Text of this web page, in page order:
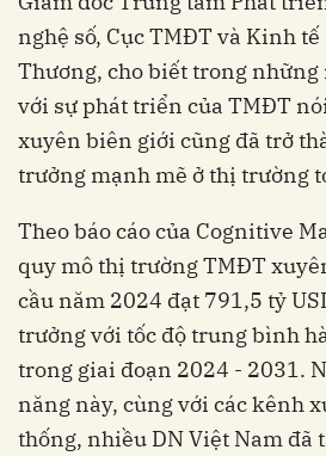
nghệ số, Cục TMĐT và Kinh tế
Thương, cho biết trong những
với sự phát triển của TMĐT
xuyên biên giới cũng đã trở
trưởng mạnh mẽ ở thị trường
Theo báo cáo của Cognitive
quy mô thị trường TMĐT
cầu năm 2024 đạt 791,5 tỷ
trưởng với tốc độ trung bình
trong giai đoạn 2024 - 2031.
năng này, cùng với các kênh
thống, nhiều DN Việt Nam đã